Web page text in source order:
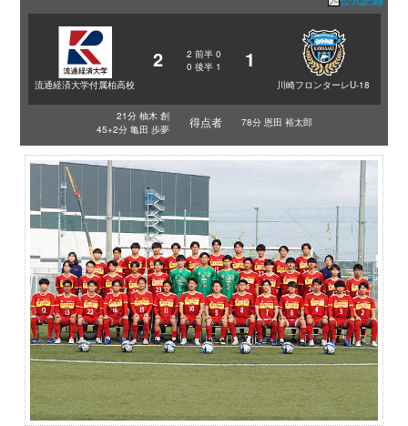
流通経済大学付属柏高校
2 2 前半 0
0 後半 1 1
川崎フロンターレU-18
21分 柚木 創
45+2分 亀田 歩夢
得点者 78分 恩田 裕太郎